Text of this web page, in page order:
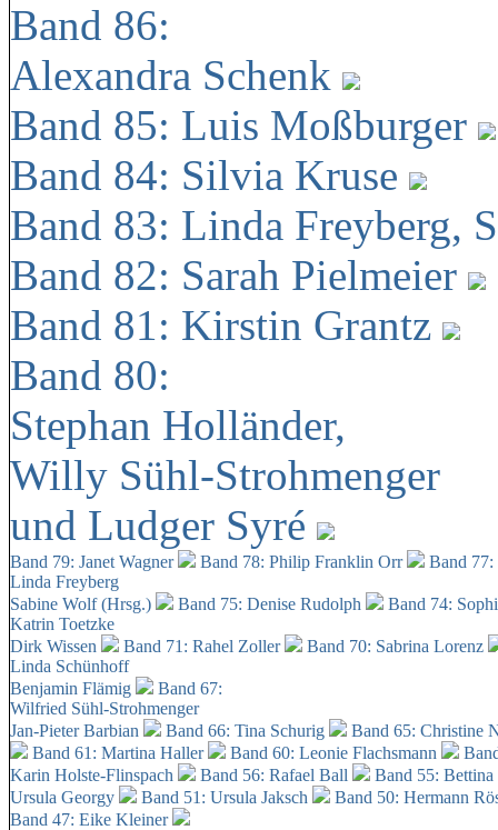
Band 86:
Alexandra Schenk
Band 85: Luis Moßburger
Band 84: Silvia Kruse
Band 83: Linda Freyberg,
Band 82: Sarah Pielmeier
Band 81: Kirstin Grantz
Band 80:
Stephan Holländer,
Willy Sühl-Strohmenger
und Ludger Syré
Band 79: Janet Wagner Band 78: Philip Franklin Orr
Band
Linda Freyberg
Sabine Wolf (Hrsg.)
Band 75: Denise Rudolph
Band 74:
Katrin Toetzke
Dirk Wissen
Band 71: Rahel Zoller
Band 70: Sabrina Lorenz
Linda Schünhoff
Benjamin Flämig
Band 67:
Wilfried Sühl-Strohmenger
Jan-Pieter Barbian
Band 66: Tina Schurig
Band 65: Christine
Band 61: Martina Haller
Band 60: Leonie Flachsmann
Karin Holste-Flinspach
Band 56: Rafael Ball
Band 55:
Ursula Georgy
Band 51: Ursula Jaksch Band 50: Hermann
Band 47: Eike Kleiner